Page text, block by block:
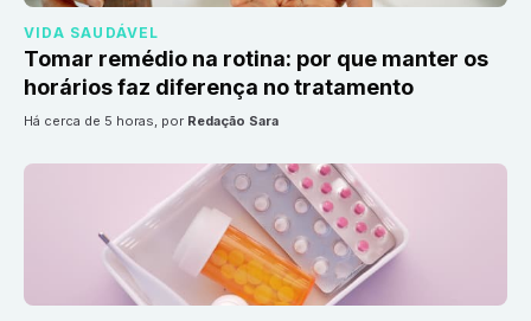
VIDA SAUDÁVEL
Tomar remédio na rotina: por que manter os
horários faz diferença no tratamento
há cerca de 5 horas, por Redação Sara